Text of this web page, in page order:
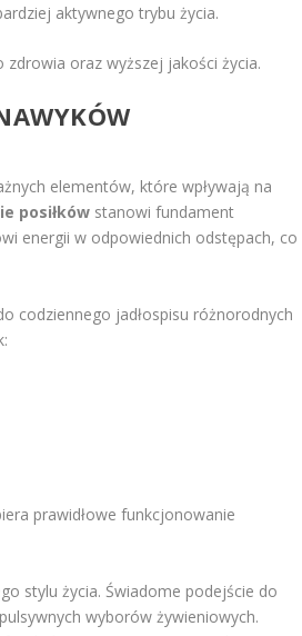
aktywnego trybu życia.
oraz wyższej jakości życia.
elementów, które wpływają na
posiłków stanowi fundament
energii w odpowiednich odstępach, co
codziennego jadłospisu różnorodnych
prawidłowe funkcjonowanie
stylu życia. Świadome podejście do
wyborów żywieniowych.